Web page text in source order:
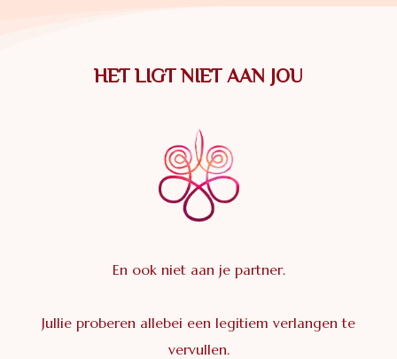
HET LIGT NIET AAN JOU
En ook niet aan je partner.
Jullie proberen allebei een legitiem verlangen te
vervullen.